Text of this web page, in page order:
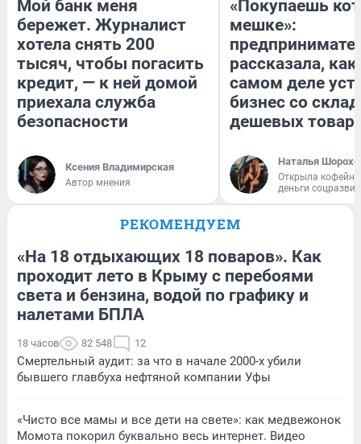
Мой банк меня
бережет. Журналист
хотела снять 200
тысяч, чтобы погасить
кредит, — к ней домой
приехала служба
безопасности
Ксения Владимирская
Автор мнения
«Покупаешь
мешке»:
рассказала, как
самом деле
бизнес со
дешевых
Наталья
Открыла
деньги
РЕКОМЕНДУЕМ
«На 18 отдыхающих 18 поваров». Как
проходит лето в Крыму с перебоями
света и бензина, водой по графику и
налетами БПЛА
18 часов 82 548 12
Смертельный аудит: за что в начале 2000-х убили
бывшего главбуха нефтяной компании Уфы
«Чисто все мамы и все дети на свете»: как медвежонок
Момота покорил буквально весь интернет. Видео